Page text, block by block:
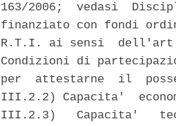
163/2006;  vedasi
finanziato con fondi
R.T.I. ai sensi
Condizioni di
per  attestarne  il
III.2.2) Capacita'
III.2.3)   Capacita'